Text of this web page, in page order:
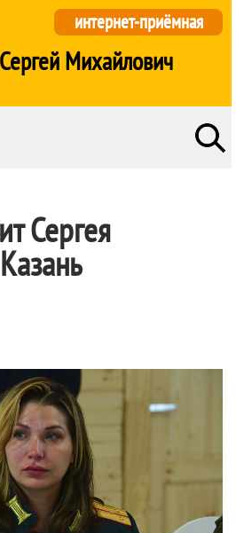
Михайлович
интернет-приёмная
Сергея